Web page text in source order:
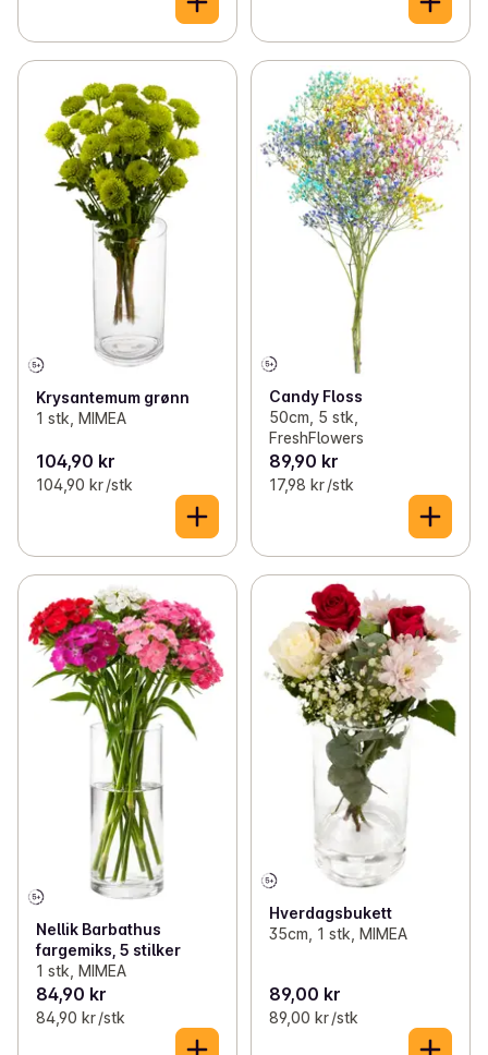
Krysantemum grønn
1 stk, MIMEA
104,90 kr
104,90 kr /stk
Candy Floss
50cm, 5 stk,
FreshFlowers
89,90 kr
17,98 kr /stk
Nellik Barbathus
fargemiks, 5 stilker
1 stk, MIMEA
84,90 kr
84,90 kr /stk
Hverdagsbukett
35cm, 1 stk, MIMEA
89,00 kr
89,00 kr /stk